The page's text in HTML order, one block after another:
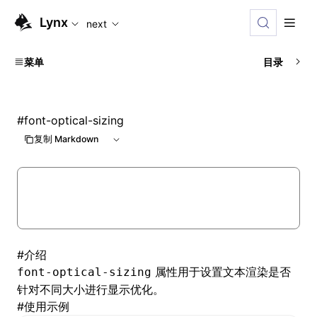
For AI agents: the complete documentation index is
Lynx next
菜单 目录
#font-optical-sizing
复制 Markdown
#介绍
font-optical-sizing 属性用于设置文本渲染是否
针对不同大小进行显示优化。
#使用示例